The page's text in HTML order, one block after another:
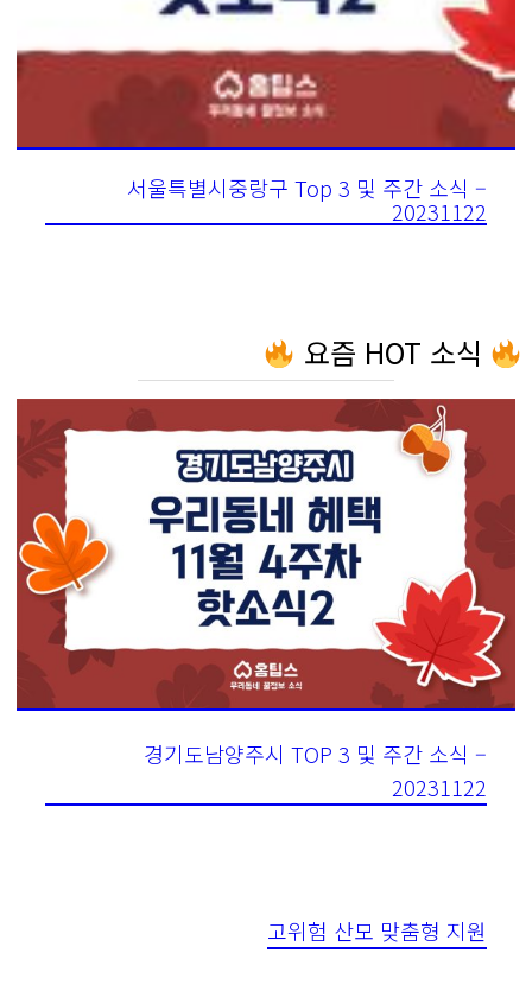
서울특별시중랑구 Top 3 및 주간 소식 –
20231122
요즘 HOT 소식
경기도남양주시 TOP 3 및 주간 소식 –
20231122
고위험 산모 맞춤형 지원